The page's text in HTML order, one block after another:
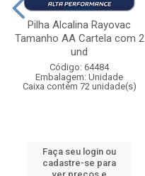
Pilha Alcalina Rayovac
Tamanho AA Cartela com 2
und
Código: 64484
Embalagem: Unidade
Caixa contém 72 unidade(s)
Faça seu login ou
cadastre-se para